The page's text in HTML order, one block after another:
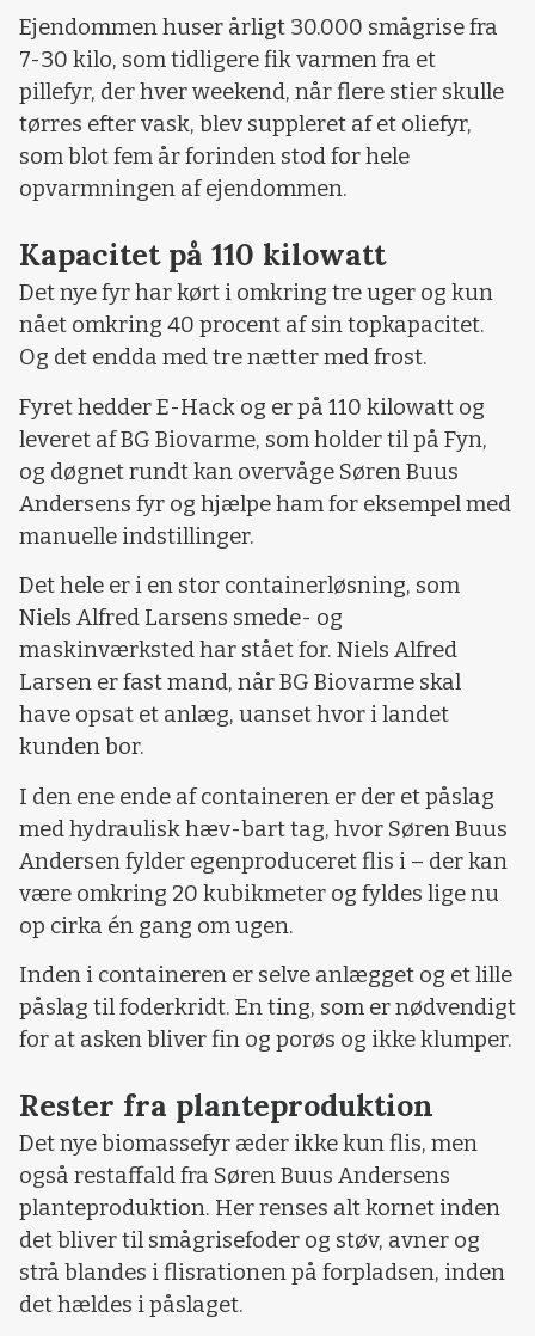
Ejendommen huser årligt 30.000 smågrise fra
7-30 kilo, som tidligere fik varmen fra et
pillefyr, der hver weekend, når flere stier skulle
tørres efter vask, blev suppleret af et oliefyr,
som blot fem år forinden stod for hele
opvarmningen af ejendommen.
Kapacitet på 110 kilowatt
Det nye fyr har kørt i omkring tre uger og kun
nået omkring 40 procent af sin topkapacitet.
Og det endda med tre nætter med frost.
Fyret hedder E-Hack og er på 110 kilowatt og
leveret af BG Biovarme, som holder til på Fyn,
og døgnet rundt kan overvåge Søren Buus
Andersens fyr og hjælpe ham for eksempel med
manuelle indstillinger.
Det hele er i en stor containerløsning, som
Niels Alfred Larsens smede- og
maskinværksted har stået for. Niels Alfred
Larsen er fast mand, når BG Biovarme skal
have opsat et anlæg, uanset hvor i landet
kunden bor.
I den ene ende af containeren er der et påslag
med hydraulisk hæv-bart tag, hvor Søren Buus
Andersen fylder egenproduceret flis i – der kan
være omkring 20 kubikmeter og fyldes lige nu
op cirka én gang om ugen.
Inden i containeren er selve anlægget og et lille
påslag til foderkridt. En ting, som er nødvendigt
for at asken bliver fin og porøs og ikke klumper.
Rester fra planteproduktion
Det nye biomassefyr æder ikke kun flis, men
også restaffald fra Søren Buus Andersens
planteproduktion. Her renses alt kornet inden
det bliver til smågrisefoder og støv, avner og
strå blandes i flisrationen på forpladsen, inden
det hældes i påslaget.